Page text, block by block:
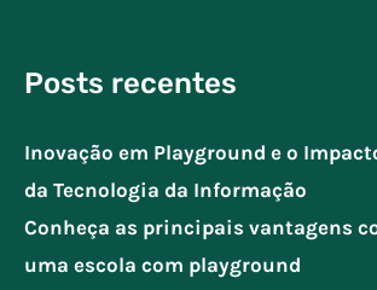
Posts recentes
Inovação em Playground e o
da Tecnologia da Informação
Conheça as principais vantagens
uma escola com playground